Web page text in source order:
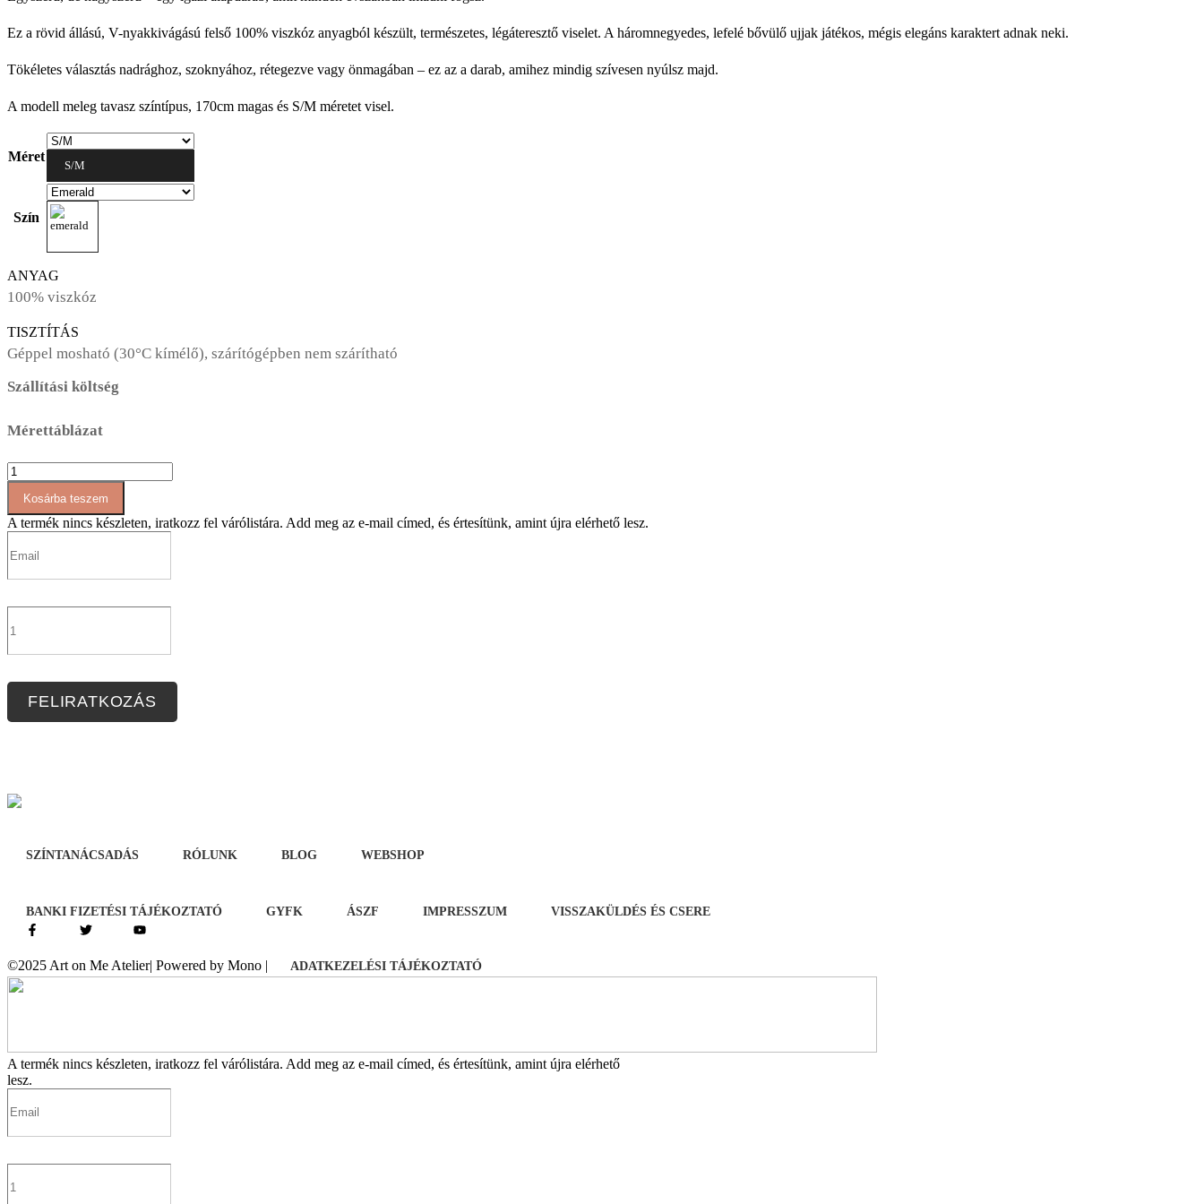
33900 Ft.23730 Ft.
Ez a rövid állású, V-nyakkivágású felső 100% viszkóz anyagból készült, természetes, légáteresztő viselet. A háromnegyedes, lefelé bővülő ujjak játékos, mégis elegáns karaktert adnak neki.
Tökéletes választás nadrághoz, szoknyához, rétegezve vagy önmagában – ez az a darab, amihez mindig szívesen nyúlsz majd.
A modell meleg tavasz színtípus, 170cm magas és S/M méretet visel.
Méret
S/M
Szín
ANYAG
100% viszkóz
TISZTÍTÁS
Géppel mosható (30°C kímélő), szárítógépben nem szárítható
Szállítási költség
Mérettáblázat
AT012
rövid
felső
mennyiség
Kosárba teszem
A termék nincs készleten, iratkozz fel várólistára. Add meg az e-mail címed, és értesítünk, amint újra elérhető lesz.
FELIRATKOZÁS
SZÍNTANÁCSADÁS RÓLUNK BLOG WEBSHOP
BANKI FIZETÉSI TÁJÉKOZTATÓ GYFK ÁSZF IMPRESSZUM VISSZAKÜLDÉS ÉS CSERE
©2025 Art on Me Atelier| Powered by Mono | ADATKEZELÉSI TÁJÉKOZTATÓ
A termék nincs készleten, iratkozz fel várólistára. Add meg az e-mail címed, és értesítünk, amint újra elérhető
lesz.